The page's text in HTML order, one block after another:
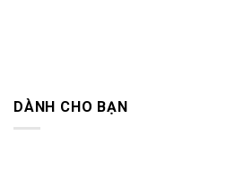
DÀNH CHO BẠN